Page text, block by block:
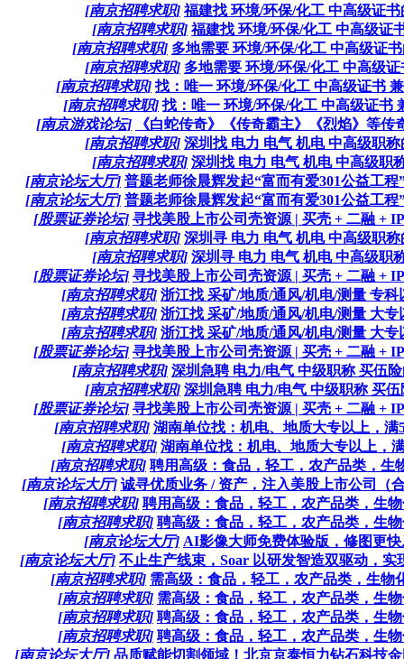
[南京招聘求职] 福建找 环境/环保/化工 中高级证书
[南京招聘求职] 福建找 环境/环保/化工 中高级证
[南京招聘求职] 多地需要 环境/环保/化工 中高级证
[南京招聘求职] 多地需要 环境/环保/化工 中高级证
[南京招聘求职] 找：唯一 环境/环保/化工 中高级证书
[南京招聘求职] 找：唯一 环境/环保/化工 中高级证书
[南京游戏论坛]
《白蛇传奇》《传奇霸主》《烈焰》等传
[南京招聘求职] 深圳找 电力 电气 机电 中高级职称
[南京招聘求职] 深圳找 电力 电气 机电 中高级职
[南京论坛大厅] 普题老师徐晨辉发起“富而有爱301公益工程
[南京论坛大厅] 普题老师徐晨辉发起“富而有爱301公益工程
[股票证券论坛] 寻找美股上市公司壳资源 | 买壳 + 二融 +
[南京招聘求职] 深圳寻 电力 电气 机电 中高级职称
[南京招聘求职] 深圳寻 电力 电气 机电 中高级职
[股票证券论坛] 寻找美股上市公司壳资源 | 买壳 + 二融 +
[南京招聘求职] 浙江找 采矿/地质/通风/机电/测量 专科
[南京招聘求职] 浙江找 采矿/地质/通风/机电/测量 大专
[南京招聘求职] 浙江找 采矿/地质/通风/机电/测量 大专
[股票证券论坛] 寻找美股上市公司壳资源 | 买壳 + 二融 +
[南京招聘求职] 深圳急聘 电力/电气 中级职称 买伍
[南京招聘求职] 深圳急聘 电力/电气 中级职称 买伍
[股票证券论坛] 寻找美股上市公司壳资源 | 买壳 + 二融 +
[南京招聘求职] 湖南单位找：机电、地质大专以上，满
[南京招聘求职] 湖南单位找：机电、地质大专以上，
[南京招聘求职] 聘用高级：食品，轻工，农产品类，生
[南京论坛大厅] 诚寻优质业务 / 资产，注入美股上市公司（
[南京招聘求职] 聘用高级：食品，轻工，农产品类，生
[南京招聘求职] 聘高级：食品，轻工，农产品类，生
[南京论坛大厅] AI影像大师免费体验版，修图更快
[南京论坛大厅] 不止生产线束，Soar 以研发智造双驱动，实
[南京招聘求职] 需高级：食品，轻工，农产品类，生物
[南京招聘求职] 需高级：食品，轻工，农产品类，生
[南京招聘求职] 聘高级：食品，轻工，农产品类，生
[南京招聘求职] 聘高级：食品，轻工，农产品类，生
[南京论坛大厅] 品质赋能切割领域！北京京泰恒力钻石科技